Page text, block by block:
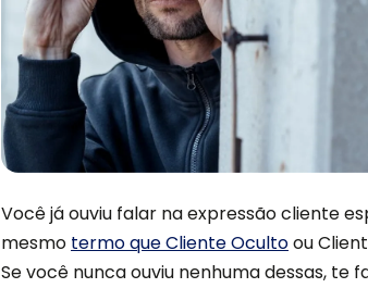
Você já ouviu falar na expressão cliente
mesmo termo que Cliente Ocultoou
Se você nunca ouviu nenhuma dessas, te